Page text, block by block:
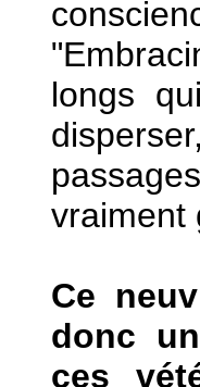
longs
vraiment
Ce
donc
ces